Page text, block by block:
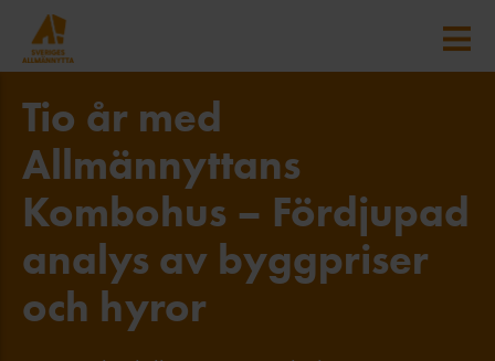
Tio år med
Allmännyttans
Kombohus – Fördjupad
analys av byggpriser
och hyror